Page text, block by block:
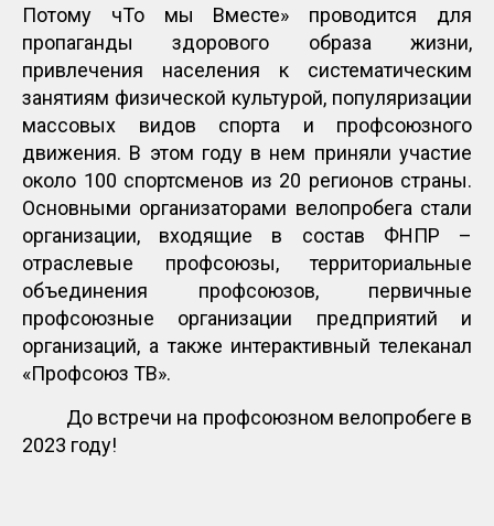
Потому чТо мы Вместе» проводится для
пропаганды здорового образа жизни,
привлечения населения к систематическим
занятиям физической культурой, популяризации
массовых видов спорта и профсоюзного
движения. В этом году в нем приняли участие
около 100 спортсменов из 20 регионов страны.
Основными организаторами велопробега стали
организации, входящие в состав ФНПР –
отраслевые профсоюзы, территориальные
объединения профсоюзов, первичные
профсоюзные организации предприятий и
организаций, а также интерактивный телеканал
«Профсоюз ТВ».
До встречи на профсоюзном велопробеге в
2023 году!